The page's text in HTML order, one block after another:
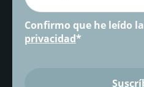
Confirmo que he leído la
privacidad*